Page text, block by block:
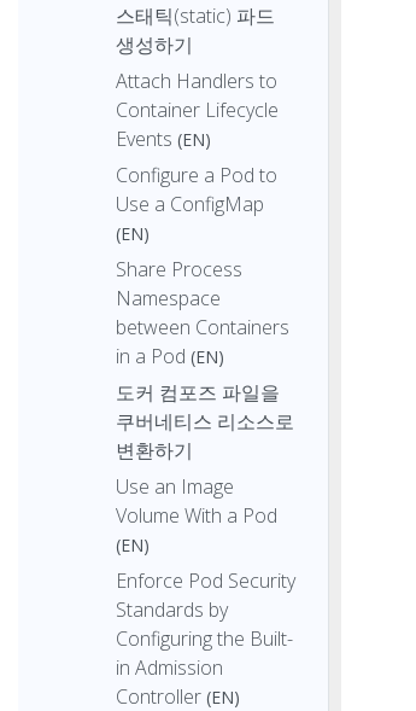
스태틱(static) 파드
생성하기
Attach Handlers to
Container Lifecycle
Events (EN)
Configure a Pod to
Use a ConfigMap
(EN)
Share Process
Namespace
between Containers
in a Pod (EN)
도커 컴포즈 파일을
쿠버네티스 리소스로
변환하기
Use an Image
Volume With a Pod
(EN)
Enforce Pod Security
Standards by
Configuring the Built-
in Admission
Controller (EN)